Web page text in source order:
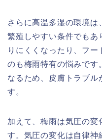
さらに高温多湿の環境
繁殖しやすい条件でもあ
りにくくなったり、フー
のも梅雨特有の悩みです
なるため、皮膚トラブル
す。
加えて、梅雨は気圧の変
す。気圧の変化は自律神